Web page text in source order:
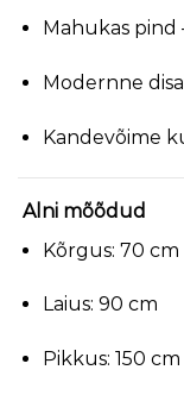
Mahukas pind
Modernne
Kandevõime
Alni mõõdud
Kõrgus: 70 cm
Laius: 90 cm
Pikkus: 150 cm